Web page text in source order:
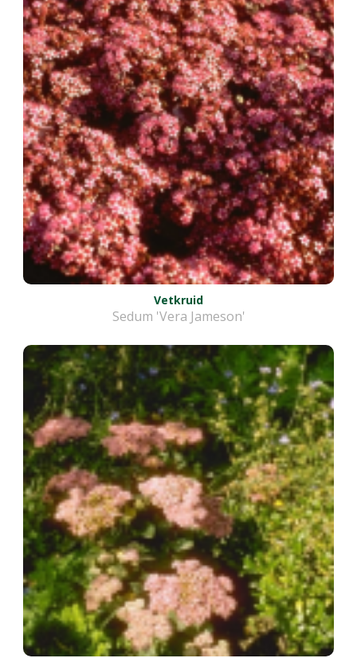
Vetkruid
Sedum 'Vera Jameson'